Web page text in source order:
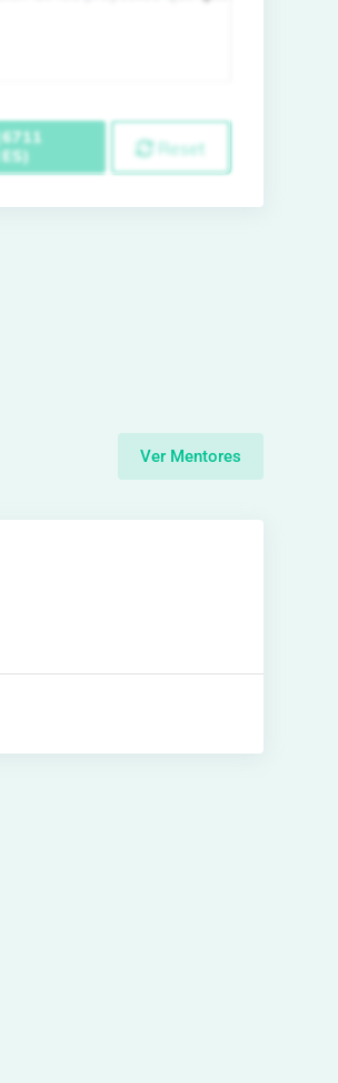
Reset
Ver Mentores